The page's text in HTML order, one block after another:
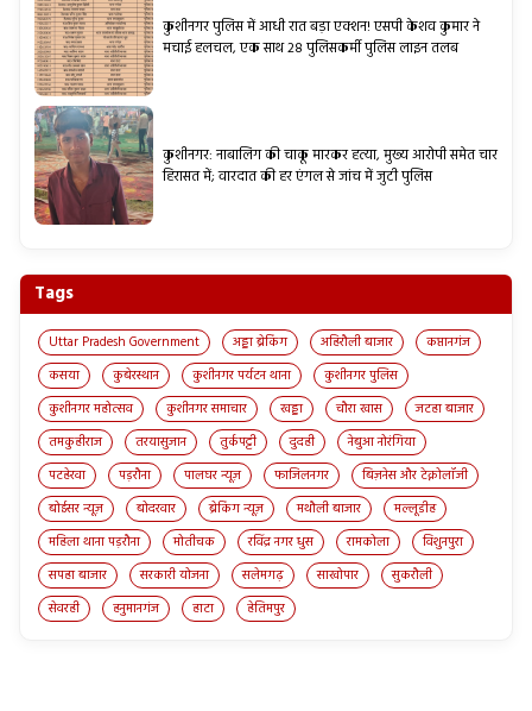
कुशीनगर पुलिस में आधी रात बड़ा एक्शन! एसपी केशव कुमार ने
मचाई हलचल, एक साथ 28 पुलिसकर्मी पुलिस लाइन तलब
कुशीनगर: नाबालिग की चाकू मारकर हत्या, मुख्य आरोपी समेत चार
हिरासत में; वारदात की हर एंगल से जांच में जुटी पुलिस
Tags
Uttar Pradesh Government अड्डा ब्रेकिंग अहिरौली बाजार
कप्तानगंज
कसया
कुबेरस्थान कुशीनगर पर्यटन थाना
कुशीनगर पुलिस
कुशीनगर महोत्सव
कुशीनगर समाचार खड्डा चौरा खास
जटहा बाजार
तमकुहीराज
तरयासुजान तुर्कपट्टी दुदही
नेबुआ नोरंगिया
पटहेरवा
पड़रौना पालघर न्यूज़ फाजिलनगर
बिज़नेस और टेक्नोलॉजी
बोईसर न्यूज़
बोदरवार ब्रेकिंग न्यूज़ मथौली बाजार
मल्लूडीह
महिला थाना पड़रौना
मोतीचक रविंद्र नगर धुस रामकोला
विशुनपुरा
सपहा बाजार
सरकारी योजना सलेमगढ़ साखोपार
सुकरौली
सेवरही
हनुमानगंज हाटा हेतिमपुर